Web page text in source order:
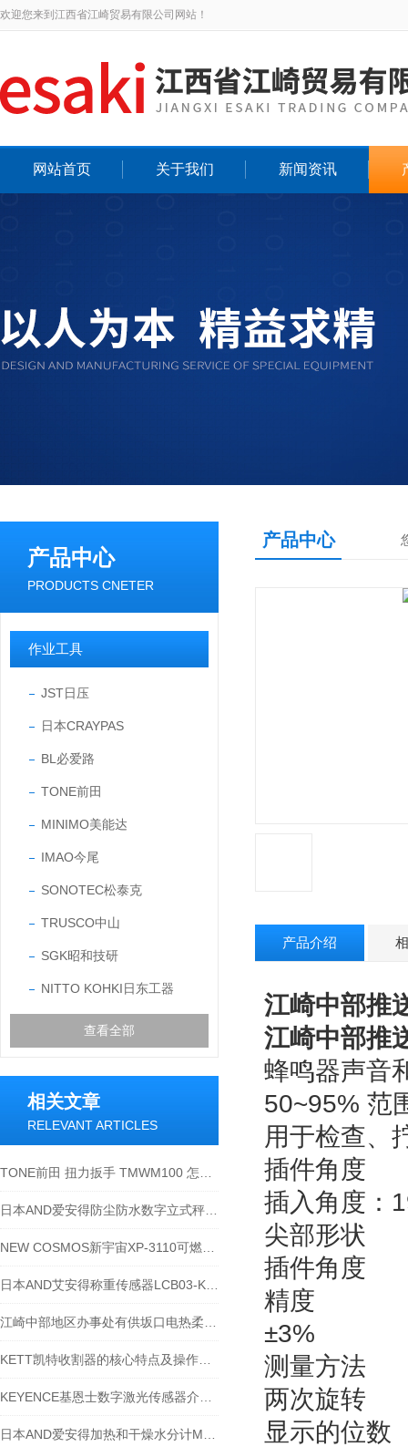
欢迎您来到江西省江崎贸易有限公司网站！
网站首页 关于我们 新闻资讯
产品中心
PRODUCTS CNETER
作业工具
JST日压
日本CRAYPAS
BL必爱路
TONE前田
MINIMO美能达
IMAO今尾
SONOTEC松泰克
TRUSCO中山
SGK昭和技研
NITTO KOHKI日东工器
查看全部
相关文章
RELEVANT ARTICLES
产品中心
产品介绍
江崎中部推
江崎中部推
蜂鸣器声音
50~95% 范
用于检查、
插件角度
插入角度：
尖部形状
插件角度
精度
±3%
测量方法
两次旋转
显示的位数